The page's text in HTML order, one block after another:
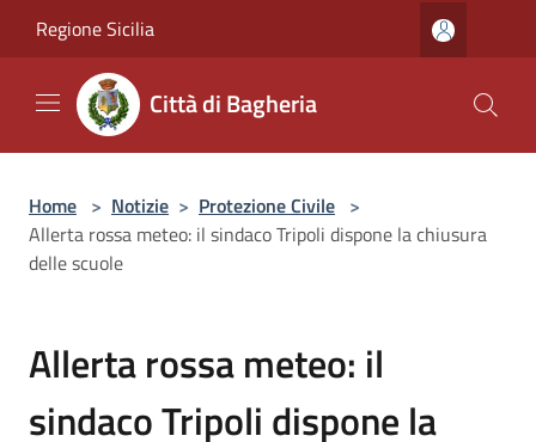
Regione Sicilia
Città di Bagheria
Home > Notizie > Protezione Civile >
Allerta rossa meteo: il sindaco Tripoli dispone la chiusura
delle scuole
Allerta rossa meteo: il
sindaco Tripoli dispone la